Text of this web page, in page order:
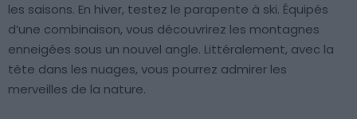
les saisons. En hiver, testez le parapente à ski. Équipés
d’une combinaison, vous découvrirez les montagnes
enneigées sous un nouvel angle. Littéralement, avec la
tête dans les nuages, vous pourrez admirer les
merveilles de la nature.